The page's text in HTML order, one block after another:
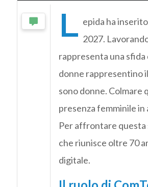
L epida ha
2027.
rappresenta una sfida
donne rappresentino
sono donne. Colmare
presenza femminile
Per affrontare questa
che riunisce oltre 70
digitale.